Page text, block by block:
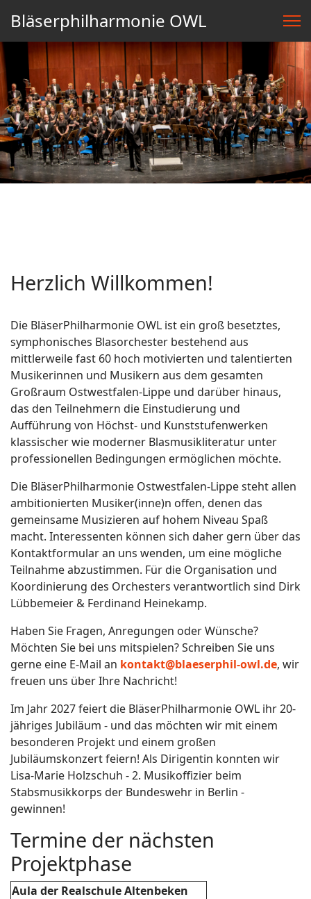
Bläserphilharmonie OWL
Herzlich Willkommen!
Die BläserPhilharmonie OWL ist ein groß besetztes,
symphonisches Blasorchester bestehend aus
mittlerweile fast 60 hoch motivierten und talentierten
Musikerinnen und Musikern aus dem gesamten
Großraum Ostwestfalen-Lippe und darüber hinaus,
das den Teilnehmern die Einstudierung und
Aufführung von Höchst- und Kunststufenwerken
klassischer wie moderner Blasmusikliteratur unter
professionellen Bedingungen ermöglichen möchte.
Die BläserPhilharmonie Ostwestfalen-Lippe steht allen
ambitionierten Musiker(inne)n offen, denen das
gemeinsame Musizieren auf hohem Niveau Spaß
macht. Interessenten können sich daher gern über das
Kontaktformular an uns wenden, um eine mögliche
Teilnahme abzustimmen. Für die Organisation und
Koordinierung des Orchesters verantwortlich sind Dirk
Lübbemeier & Ferdinand Heinekamp.
Haben Sie Fragen, Anregungen oder Wünsche?
Möchten Sie bei uns mitspielen? Schreiben Sie uns
gerne eine E-Mail an kontakt@blaeserphil-owl.de, wir
freuen uns über Ihre Nachricht!
Im Jahr 2027 feiert die BläserPhilharmonie OWL ihr 20-
jähriges Jubiläum - und das möchten wir mit einem
besonderen Projekt und einem großen
Jubiläumskonzert feiern! Als Dirigentin konnten wir
Lisa-Marie Holzschuh - 2. Musikoffizier beim
Stabsmusikkorps der Bundeswehr in Berlin -
gewinnen!
Termine der nächsten
Projektphase
Aula der Realschule Altenbeken